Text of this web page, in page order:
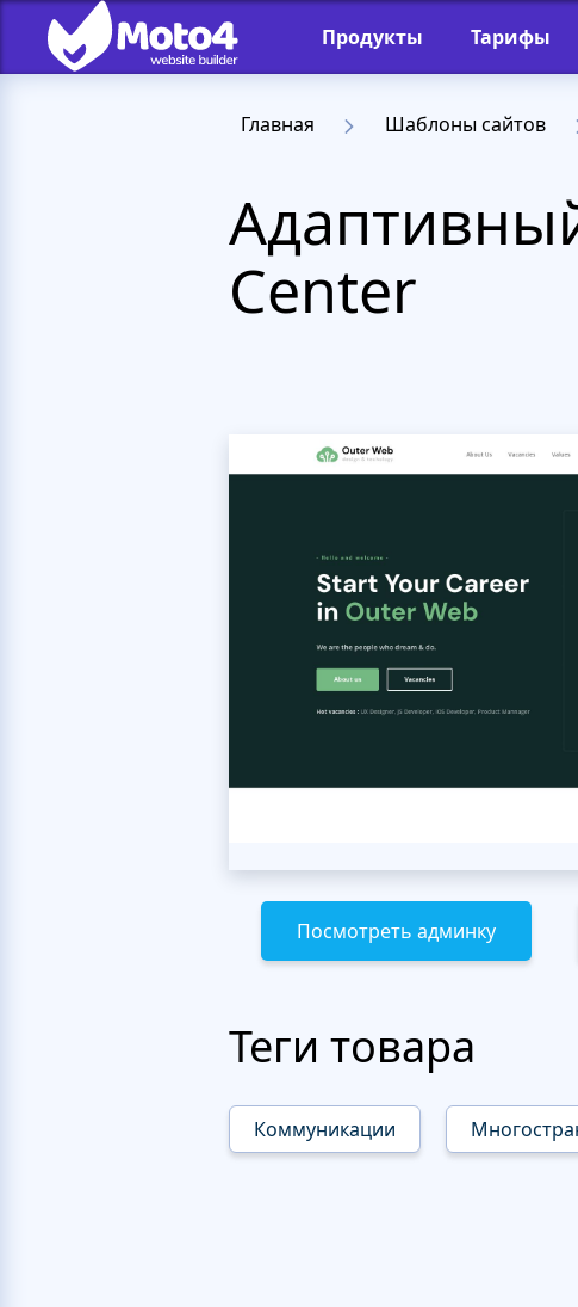
Продукты Тарифы
Главная Шаблоны сайтов
Center
Посмотреть админку
Теги товара
Коммуникации